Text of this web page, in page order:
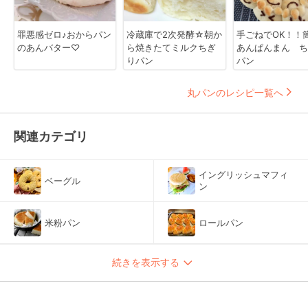
罪悪感ゼロ♪おからパン
のあんバター♡
冷蔵庫で2次発酵☆朝か
ら焼きたてミルクちぎ
りパン
手ごねでOK！
あんぱんまん
パン
丸パンのレシピ一覧へ
関連カテゴリ
ベーグル
イングリッシュマフィ
ン
米粉パン ロールパン
続きを表示する